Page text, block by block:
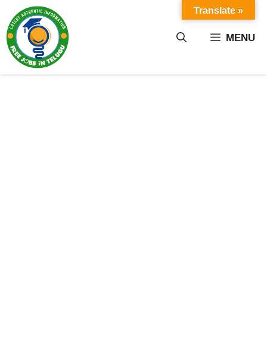
content MENU
Translate »